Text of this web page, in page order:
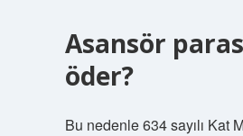
Asansör
öder?
Bu nedenle 634 sayılı Kat